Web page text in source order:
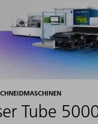
Tube